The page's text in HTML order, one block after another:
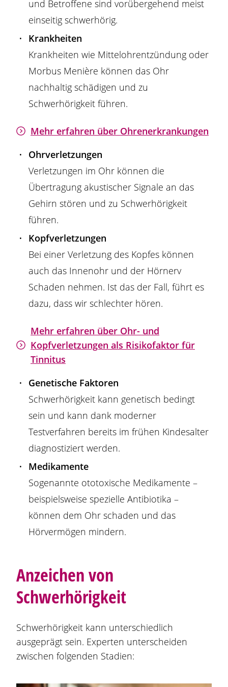
und Betroffene sind vorübergehend meist
einseitig schwerhörig.
Krankheiten
Krankheiten wie Mittelohrentzündung oder
Morbus Menière können das Ohr
nachhaltig schädigen und zu
Schwerhörigkeit führen.
Mehr erfahren über Ohrenerkrankungen
Ohrverletzungen
Verletzungen im Ohr können die
Übertragung akustischer Signale an das
Gehirn stören und zu Schwerhörigkeit
führen.
Kopfverletzungen
Bei einer Verletzung des Kopfes können
auch das Innenohr und der Hörnerv
Schaden nehmen. Ist das der Fall, führt es
dazu, dass wir schlechter hören.
Mehr erfahren über Ohr- und
Kopfverletzungen als Risikofaktor für
Tinnitus
Genetische Faktoren
Schwerhörigkeit kann genetisch bedingt
sein und kann dank moderner
Testverfahren bereits im frühen Kindesalter
diagnostiziert werden.
Medikamente
Sogenannte ototoxische Medikamente –
beispielsweise spezielle Antibiotika –
können dem Ohr schaden und das
Hörvermögen mindern.
Anzeichen von
Schwerhörigkeit
Schwerhörigkeit kann unterschiedlich
ausgeprägt sein. Experten unterscheiden
zwischen folgenden Stadien: